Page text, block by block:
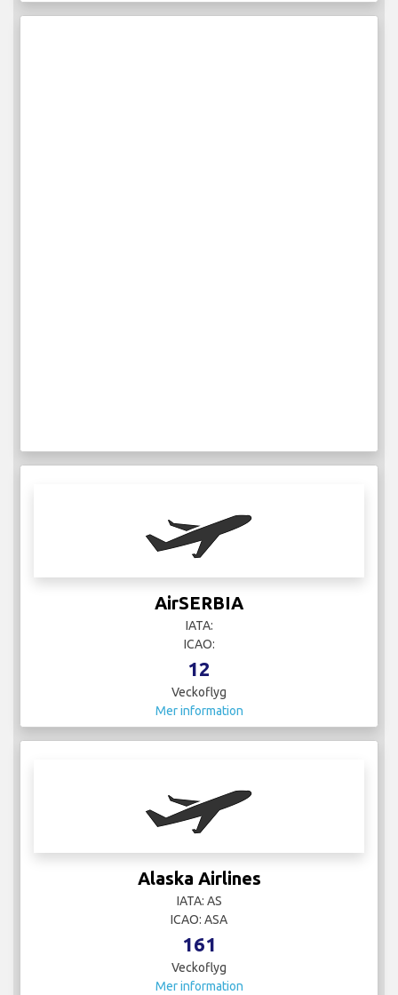
AirSERBIA
IATA:
ICAO:
12
Veckoflyg
Mer information
Alaska Airlines
IATA: AS
ICAO: ASA
161
Veckoflyg
Mer information